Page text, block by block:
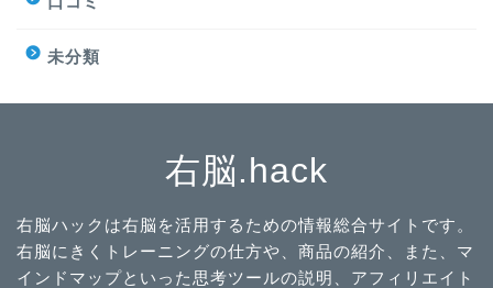
未分類
右脳.hack
右脳ハックは右脳を活用するための情報総合サイトです。
右脳にきくトレーニングの仕方や、商品の紹介、また、マ
インドマップといった思考ツールの説明、アフィリエイト